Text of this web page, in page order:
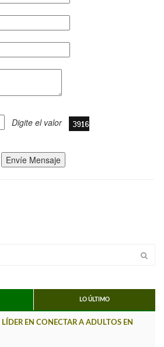
Digite el valor
Envíe Mensaje
LO ÚLTIMO
EN CONECTAR A ADULTOS EN